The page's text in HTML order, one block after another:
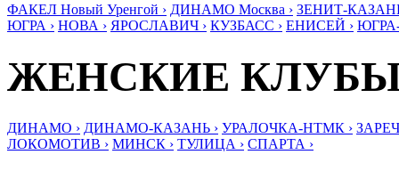
ФАКЕЛ Новый Уренгой › ДИНАМО Москва › ЗЕНИТ-
ЮГРА › НОВА › ЯРОСЛАВИЧ › КУЗБАСС › ЕНИСЕЙ ›
ЖЕНСКИЕ
ДИНАМО › ДИНАМО-КАЗАНЬ › УРАЛОЧКА-НТМК ›
ЛОКОМОТИВ › МИНСК › ТУЛИЦА › СПАРТА ›